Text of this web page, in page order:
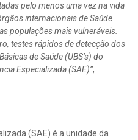
pelo menos uma vez na vida
internacionais de Saúde
populações mais vulneráveis.
testes rápidos de detecção dos
de Saúde (UBS’s) do
Especializada (SAE)”,
(SAE) é a unidade da